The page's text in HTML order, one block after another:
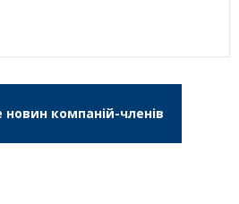
новин компаній-членів